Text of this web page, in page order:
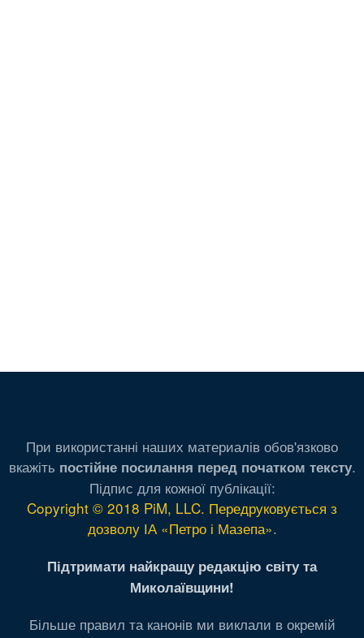
При використанні наших материалів обов'язково
вкажіть постійне посилання перед початком тексту.
Підпис для кожної публікації:
Copyright © 2018 PiM, LLC. Передруковується з
дозволу ІА «Петро і Мазепа».
Підтримати найкращу редакцію світу та
Миколаївщини!
Більше правил та канонів ми виклали в окремій